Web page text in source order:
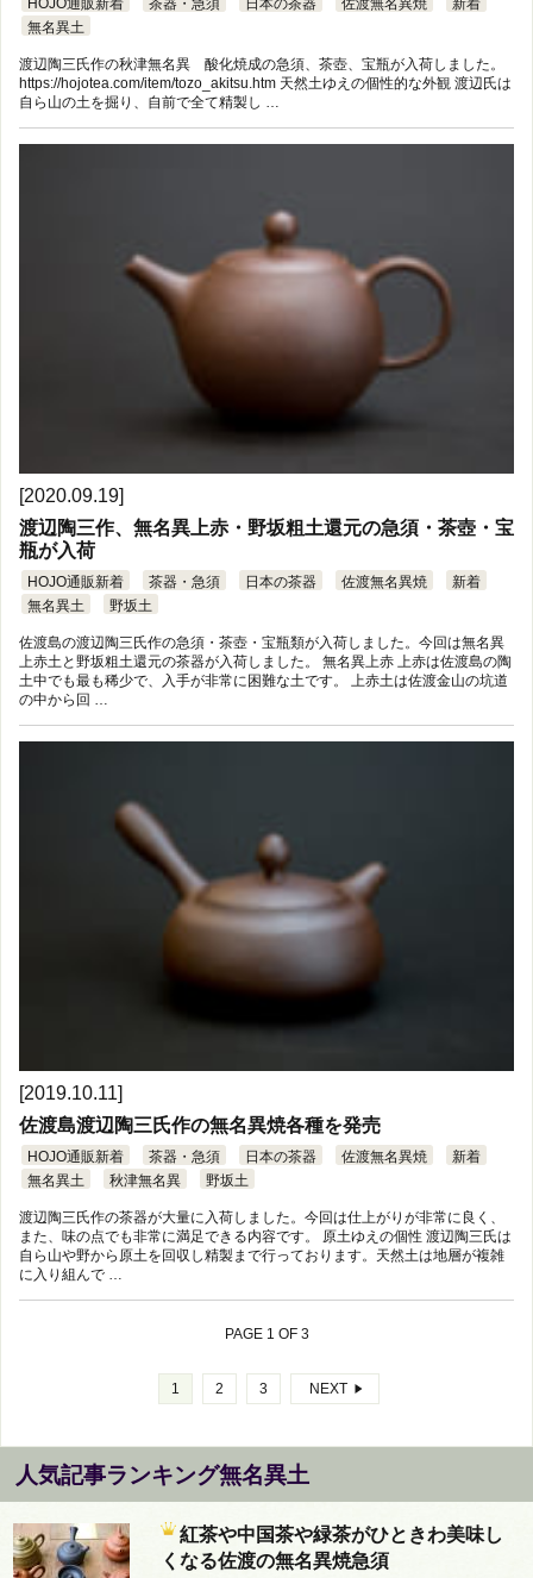
無名異土
渡辺陶三氏作の秋津無名異 酸化焼成の急須、茶壺、宝瓶が入荷しました。
https://hojotea.com/item/tozo_akitsu.htm 天然土ゆえの個性的な外観 渡辺氏は
自ら山の土を掘り、自前で全て精製し …
[2020.09.19]
渡辺陶三作、無名異上赤・野坂粗土還元の急須・茶壺・宝
瓶が入荷
HOJO通販新着 茶器・急須 日本の茶器 佐渡無名異焼
新着
無名異土
野坂土
佐渡島の渡辺陶三氏作の急須・茶壺・宝瓶類が入荷しました。今回は無名異
上赤土と野坂粗土還元の茶器が入荷しました。 無名異上赤 上赤は佐渡島の陶
土中でも最も稀少で、入手が非常に困難な土です。 上赤土は佐渡金山の坑道
の中から回 …
[2019.10.11]
佐渡島渡辺陶三氏作の無名異焼各種を発売
HOJO通販新着 茶器・急須 日本の茶器 佐渡無名異焼
新着
無名異土
秋津無名異 野坂土
渡辺陶三氏作の茶器が大量に入荷しました。今回は仕上がりが非常に良く、
また、味の点でも非常に満足できる内容です。 原土ゆえの個性 渡辺陶三氏は
自ら山や野から原土を回収し精製まで行っております。天然土は地層が複雑
に入り組んで …
PAGE 1 OF 3
1 2 3 NEXT
人気記事ランキング無名異土
紅茶や中国茶や緑茶がひときわ美味し
くなる佐渡の無名異焼急須